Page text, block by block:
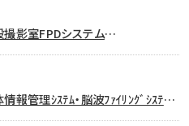
影室FPDシステム
競争入札結果について
報管理ｼｽﾃﾑ・脳波ﾌｧｲﾘﾝｸﾞｼｽﾃﾑｿ
果について